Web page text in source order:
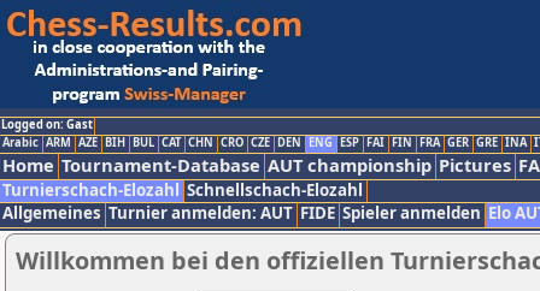
Logged on: Gast
Arabic ARM AZE BIH BUL CAT CHN CRO CZE DEN ENG ESP FAI FIN FRA GER GRE INA
Home Tournament-Database AUT championship Pictures
Turnierschach-Elozahl Schnellschach-Elozahl
Allgemeines Turnier anmelden: AUT FIDE Spieler anmelden Elo
Willkommen bei den offiziellen